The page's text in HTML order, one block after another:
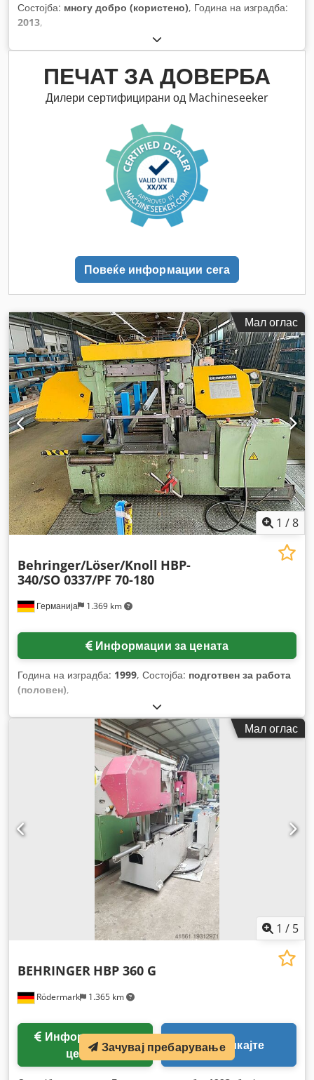
Состојба: многу добро (користено), Година на изградба:
2013,
ПЕЧАТ ЗА ДОВЕРБА
Дилери сертифицирани од Machineseeker
Повеќе информации сега
Мал оглас
1 /8
Германија 1.369 km
Behringer/Löser/Knoll HBP-
340/SO 0337/PF 70-180
Информации за цената
Година на изградба: 1999, Состојба: подготвен за работа
(половен),
Мал оглас
1 / 5
Rödermark 1.365 km
BEHRINGER HBP 360 G
цената
Повикајте
Зачувај пребарување